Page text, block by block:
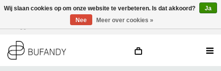
DE / EN
Wij slaan cookies op om onze website te verbeteren. Is dat akkoord?
Ja
Nee
Meer over cookies »